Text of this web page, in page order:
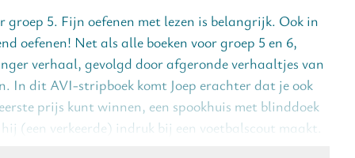
groep 5. Fijn oefenen met lezen is belangrijk. Ook in
oefenen! Net als alle boeken voor groep 5 en 6,
verhaal, gevolgd door afgeronde verhaaltjes van
In dit AVI-stripboek komt Joep erachter dat je ook
prijs kunt winnen, een spookhuis met blinddoek
(een verkeerde) indruk bij een voetbalscout maakt.